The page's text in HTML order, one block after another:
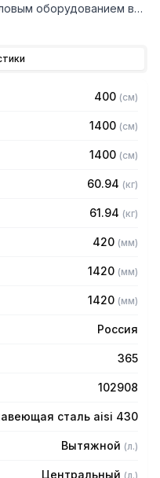
оборудованием в
продукты сгорания и
в помещении и
цеха.
короба
AISI 430 толщиной
400 (см)
1400 (см)
1400 (см)
60.94 (кг)
61.94 (кг)
420 (мм)
1420 (мм)
1420 (мм)
Россия
365
102908
сталь aisi 430
Вытяжной (л.)
Центральный (л.)